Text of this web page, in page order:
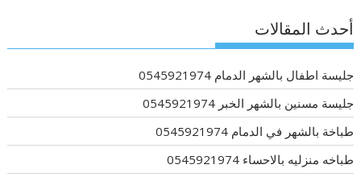
أحدث المقالات
جليسة اطفال بالشهر الدمام 0545921974
جليسة مسنين بالشهر الخبر 0545921974
طباخة بالشهر في الدمام 0545921974
طباخه منزليه بالاحساء 0545921974